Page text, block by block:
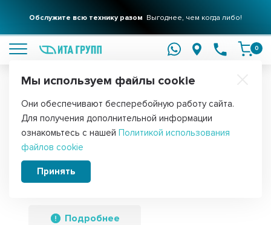
Обслужите всю технику разом Выгоднее, чем когда либо!
0
Главная Запчасти для мелкой бытовой техники Для пылесосов
Мешок для пылесоса 265х270мм, с
микрофильтром, отверстие 30мм,
комплект 5шт (00468265, 00461342),
468265
Подробнее
Мы используем файлы cookie
Они обеспечивают бесперебойную работу сайта.
Для получения дополнительной информации
ознакомьтесь с нашей Политикой использования
файлов cookie
Принять